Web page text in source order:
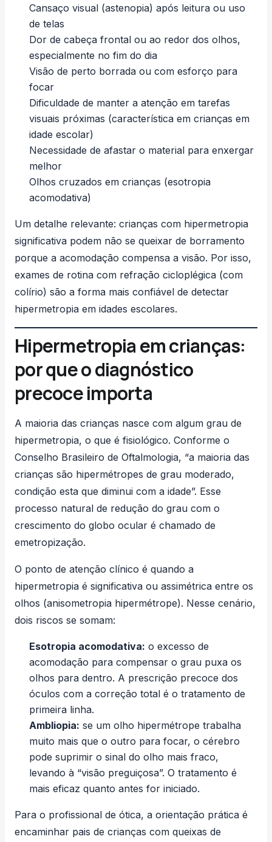
Cansaço visual (astenopia) após leitura ou uso
de telas
Dor de cabeça frontal ou ao redor dos olhos,
especialmente no fim do dia
Visão de perto borrada ou com esforço para
focar
Dificuldade de manter a atenção em tarefas
visuais próximas (característica em crianças em
idade escolar)
Necessidade de afastar o material para enxergar
melhor
Olhos cruzados em crianças (esotropia
acomodativa)
Um detalhe relevante: crianças com hipermetropia
significativa podem não se queixar de borramento
porque a acomodação compensa a visão. Por isso,
exames de rotina com refração cicloplégica (com
colírio) são a forma mais confiável de detectar
hipermetropia em idades escolares.
Hipermetropia em crianças:
por que o diagnóstico
precoce importa
A maioria das crianças nasce com algum grau de
hipermetropia, o que é fisiológico. Conforme o
Conselho Brasileiro de Oftalmologia, “a maioria das
crianças são hipermétropes de grau moderado,
condição esta que diminui com a idade”. Esse
processo natural de redução do grau com o
crescimento do globo ocular é chamado de
emetropização.
O ponto de atenção clínico é quando a
hipermetropia é significativa ou assimétrica entre os
olhos (anisometropia hipermétrope). Nesse cenário,
dois riscos se somam:
Esotropia acomodativa: o excesso de
acomodação para compensar o grau puxa os
olhos para dentro. A prescrição precoce dos
óculos com a correção total é o tratamento de
primeira linha.
Ambliopia: se um olho hipermétrope trabalha
muito mais que o outro para focar, o cérebro
pode suprimir o sinal do olho mais fraco,
levando à “visão preguiçosa”. O tratamento é
mais eficaz quanto antes for iniciado.
Para o profissional de ótica, a orientação prática é
encaminhar pais de crianças com queixas de